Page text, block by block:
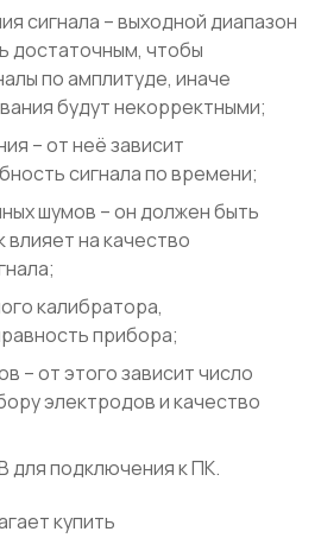
сигнала – выходной диапазон
достаточным, чтобы
по амплитуде, иначе
будут некорректными;
– от неё зависит
сигнала по времени;
шумов – он должен быть
влияет на качество
калибратора,
прибора;
– от этого зависит число
электродов и качество
для подключения к ПК.
купить